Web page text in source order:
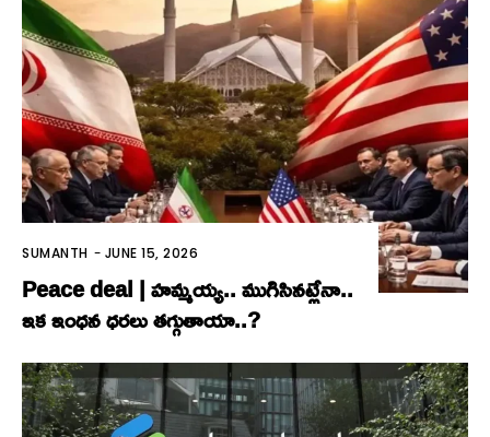
SUMANTH - JUNE 15, 2026
Peace deal | హ‌మ్మ‌య్య‌.. ముగిసిన‌ట్లేనా..
ఇక ఇంధ‌న ధ‌ర‌లు త‌గ్గుతాయా..?